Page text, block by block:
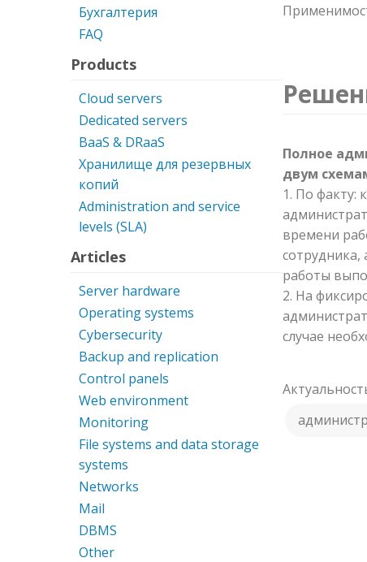
Бухгалтерия
FAQ
Products
Cloud servers
Dedicated servers
BaaS & DRaaS
Хранилище для резервных
копий
Administration and service
levels (SLA)
Articles
Server hardware
Operating systems
Cybersecurity
Backup and replication
Control panels
Web environment
Monitoring
File systems and data storage
systems
Networks
Mail
DBMS
Other
Полное
двум
1. По факту:
времени
сотрудника,
работы
2. На
случае